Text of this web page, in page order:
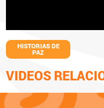
HISTORIAS DE
PAZ
VIDEOS